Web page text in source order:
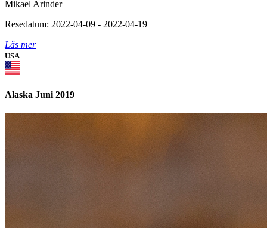
Mikael Arinder
Resedatum: 2022-04-09 - 2022-04-19
Läs mer
USA
Alaska Juni 2019